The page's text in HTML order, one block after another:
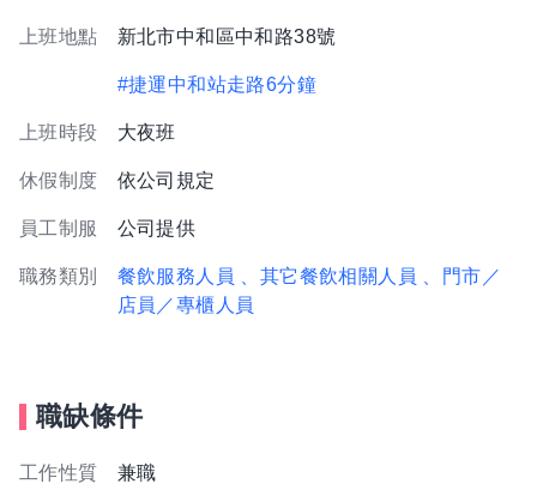
上班地點 新北市中和區中和路38號
#捷運中和站走路6分鐘
上班時段 大夜班
休假制度 依公司規定
員工制服 公司提供
職務類別 餐飲服務人員 、其它餐飲相關人員
、門市／
店員／專櫃人員
職缺條件
工作性質 兼職